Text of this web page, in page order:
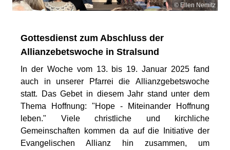
© Ellen Nemitz
Gottesdienst zum Abschluss der
Allianzebetswoche in Stralsund
In der Woche vom 13. bis 19. Januar 2025 fand
auch in unserer Pfarrei die Allianzgebetswoche
statt. Das Gebet in diesem Jahr stand unter dem
Thema Hoffnung: "Hope - Miteinander Hoffnung
leben." Viele christliche und kirchliche
Gemeinschaften kommen da auf die Initiative der
Evangelischen Allianz hin zusammen, um